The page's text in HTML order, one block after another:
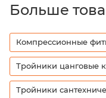
Больше
Компрессионные
Тройники цанговые
Тройники